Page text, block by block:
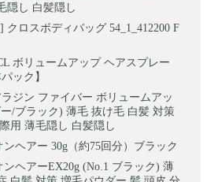
隠し 白髪隠し
クロスボディバッグ 54_1_412200 F
ボリュームアップ ヘアスプレー
ック】
ジン ファイバー ボリュームアッ
/ブラック) 薄毛 抜け毛 白髪 対策
用 薄毛隠し 白髪隠し
ンヘアー 30g（約75回分）ブラック
ンヘアーEX20g (No.1 ブラック) 薄